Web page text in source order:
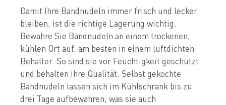
Damit Ihre Bandnudeln immer frisch und lecker
bleiben, ist die richtige Lagerung wichtig.
Bewahre Sie Bandnudeln an einem trockenen,
kühlen Ort auf, am besten in einem luftdichten
Behälter. So sind sie vor Feuchtigkeit geschützt
und behalten ihre Qualität. Selbst gekochte
Bandnudeln lassen sich im Kühlschrank bis zu
drei Tage aufbewahren, was sie auch